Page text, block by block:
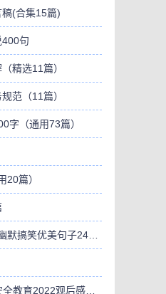
(合集15篇)
句
精选11篇）
范（11篇）
字（通用73篇）
20篇）
中秋节发朋友圈幽默搞笑优美句子240句
9月开学第一课安全教育2022观后感范文（精选8篇）